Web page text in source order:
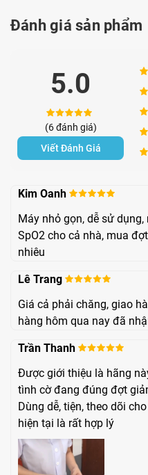
Thông số kỹ thuật
Màn hình hiển thị: Màn
Phạm vi đo nhịp tim:
Yêu cầu về nguồn
Độ chính xác của
SpO2: ±2%
Nhịp tim: ±2 bpm
Đánh giá sản phẩm
5.0
(6 đánh giá)
5
4
3
2
1
Viết Đánh Giá
Kim Oanh
Máy nhỏ gọn, dễ sử
SpO2 cho cả nhà, mua
nhiêu
Lê Trang
Giá cả phải chăng, giao
hàng hôm qua nay đã
Trần Thanh
Được giới thiệu là hãng
tình cờ đang đúng đợt
Dùng dễ, tiện, theo dõi
hiện tại là rất hợp lý